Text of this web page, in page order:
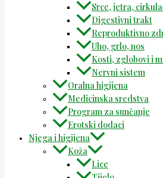
Srce, jetra,
Digestivni trakt
Reproduktivno
Uho, grlo, nos
Kosti, zglobovi i
Nervni sistem
Oralna higijena
Medicinska sredstva
Program za sunčanje
Erotski dodaci
Njega i higijena
Koža
Lice